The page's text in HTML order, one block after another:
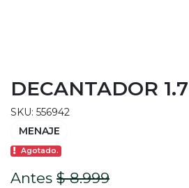
DECANTADOR
SKU: 556942
MENAJE
Agotado.
Antes $ 8.999